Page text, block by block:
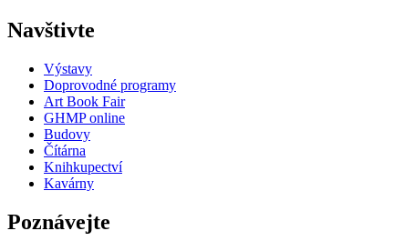
Navštivte
Výstavy
Doprovodné programy
Art Book Fair
GHMP online
Budovy
Čítárna
Knihkupectví
Kavárny
Poznávejte